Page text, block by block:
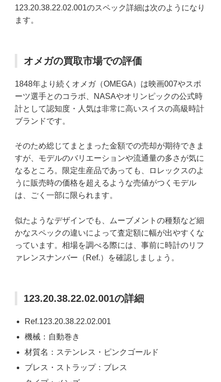
123.20.38.22.02.001のスペック詳細は次のようになり
ます。
オメガの買取市場での評価
1848年より続くオメガ（OMEGA）は映画007やスポ
ーツ選手とのコラボ、NASAやオリンピックの公式時
計として認知度・人気は非常に高いスイスの高級時計
ブランドです。
そのため総じてまとまった金額での売却が期待できま
すが、モデルのバリエーションや流通量の多さが気に
なるところ。限定生産品であっても、ロレックスのよ
うに販売時の価格を超えるような売値がつくモデル
は、ごく一部に限られます。
似たようなデザインでも、ムーブメントの種類など細
かなスペックの違いによって査定額に幅が出やすくな
っています。相場を調べる際には、事前に時計のリフ
ァレンスナンバー（Ref.）を確認しましょう。
123.20.38.22.02.001の詳細
Ref.123.20.38.22.02.001
機械：自動巻き
材質名：ステンレス・ピンクゴールド
ブレス・ストラップ：ブレス